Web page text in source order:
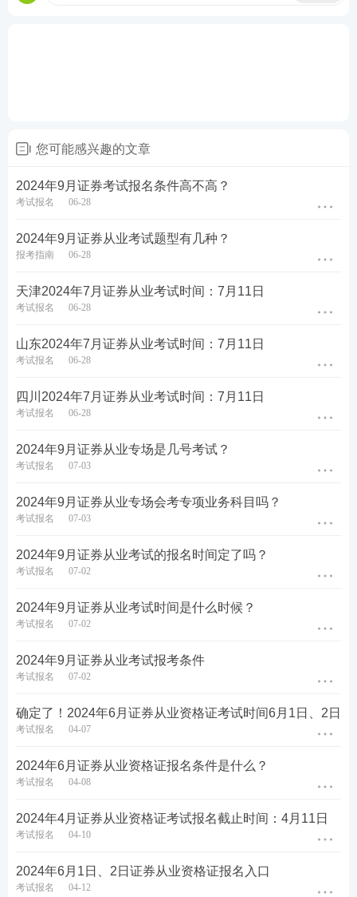
地测试,并为已报考考生办理退款。
证券备考冲刺资料合集
一、证券资料包：233网校教研团队汇总整理出各
类证券
考试
教
总、考前12页纸、思维导图、学习计划、
点等等总有一款是你需要的，赶紧来下载吧！
二、证券考试干货笔记：提炼了各章节重要考点，
每章后面附有历年考题，考生可在学习完本章知识
点后进行真题练习，加强巩固。旨在帮助考生读薄
教材，对于需要抓重点、自己无法总结，或需要提
资料！【立即进入>>证券干货笔记】
您可能感兴趣的文章
2024年9月证券考试报名条件高不高？
考试报名 06-28
2024年9月证券从业考试题型有几种？
报考指南 06-28
天津2024年7月证券从业考试时间：7月11日
考试报名 06-28
山东2024年7月证券从业考试时间：7月11日
考试报名 06-28
四川2024年7月证券从业考试时间：7月11日
考试报名 06-28
2024年9月证券从业专场是几号考试？
考试报名 07-03
2024年9月证券从业专场会考专项业务科目吗？
考试报名 07-03
2024年9月证券从业考试的报名时间定了吗？
考试报名 07-02
2024年9月证券从业考试时间是什么时候？
考试报名 07-02
2024年9月证券从业考试报考条件
考试报名 07-02
确定了！2024年6月证券从业资格证考试时间6月1日、2日
考试报名 04-07
2024年6月证券从业资格证报名条件是什么？
考试报名 04-08
2024年4月证券从业资格证考试报名截止时间：4月11日
考试报名 04-10
2024年6月1日、2日证券从业资格证报名入口
考试报名 04-12